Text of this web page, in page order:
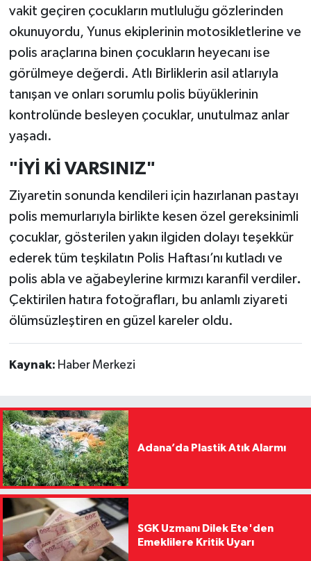
vakit geçiren çocukların mutluluğu gözlerinden
okunuyordu, Yunus ekiplerinin motosikletlerine ve
polis araçlarına binen çocukların heyecanı ise
görülmeye değerdi. Atlı Birliklerin asil atlarıyla
tanışan ve onları sorumlu polis büyüklerinin
kontrolünde besleyen çocuklar, unutulmaz anlar
yaşadı.
"İYİ Kİ VARSINIZ"
Ziyaretin sonunda kendileri için hazırlanan pastayı
polis memurlarıyla birlikte kesen özel gereksinimli
çocuklar, gösterilen yakın ilgiden dolayı teşekkür
ederek tüm teşkilatın Polis Haftası’nı kutladı ve
polis abla ve ağabeylerine kırmızı karanfil verdiler.
Çektirilen hatıra fotoğrafları, bu anlamlı ziyareti
ölümsüzleştiren en güzel kareler oldu.
Kaynak: Haber Merkezi
Adana’da Plastik Atık Alarmı
SGK Uzmanı Dilek Ete'den
Emeklilere Kritik Uyarı